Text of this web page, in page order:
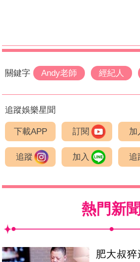
關鍵字 Andy老師 經紀人
追蹤娛樂星聞
下載APP 訂閱 加
追蹤 加入 追
熱門新聞
肥大叔